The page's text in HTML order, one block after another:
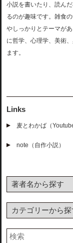
小説を書いたり、読ん
るのが趣味です。雑食
やしっかりとテーマが
に哲学、心理学、美術
ます。
Links
麦とわかば（
note（自作小説）